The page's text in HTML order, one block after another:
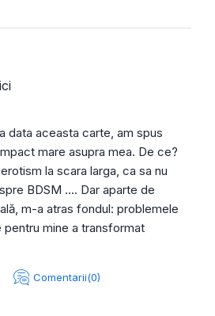
data aceasta carte, am spus
mare asupra mea. De ce?
la scara larga, ca sa nu
BDSM .... Dar aparte de
m-a atras fondul: problemele
mine a transformat
Comentarii(0)